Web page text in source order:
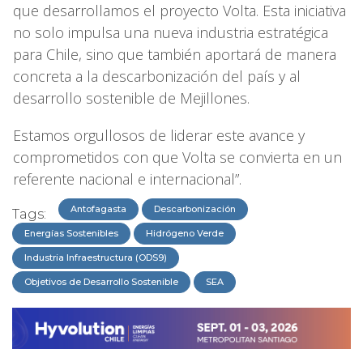
que desarrollamos el proyecto Volta. Esta iniciativa
no solo impulsa una nueva industria estratégica
para Chile, sino que también aportará de manera
concreta a la descarbonización del país y al
desarrollo sostenible de Mejillones.
Estamos orgullosos de liderar este avance y
comprometidos con que Volta se convierta en un
referente nacional e internacional”.
Tags: Antofagasta Descarbonización
Energías Sostenibles Hidrógeno Verde
Industria Infraestructura (ODS9)
Objetivos de Desarrollo Sostenible SEA